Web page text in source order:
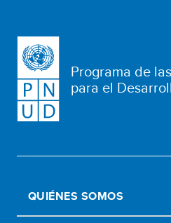
Programa de
para el
QUIÉNES SOMOS